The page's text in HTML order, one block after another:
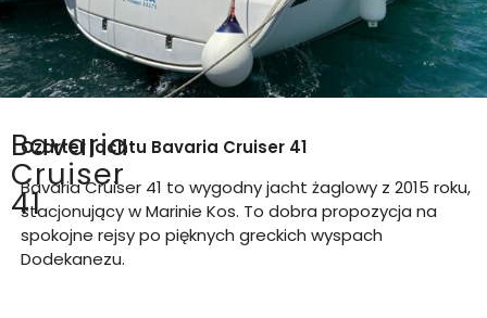
Bavaria
Cruiser
41
Czarter jachtu Bavaria Cruiser 41
Bavaria Cruiser 41 to wygodny jacht żaglowy z 2015 roku,
stacjonujący w Marinie Kos. To dobra propozycja na
spokojne rejsy po pięknych greckich wyspach
Dodekanezu.